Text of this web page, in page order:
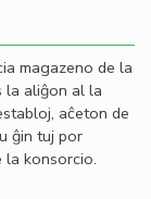
magazeno de la
la aliĝon al la
aĉeton de
ĝin tuj por
la konsorcio.